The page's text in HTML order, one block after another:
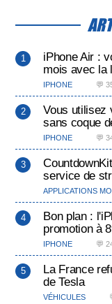
iPhone Air :
mois avec la
IPHONE 💬
Vous utilisez
sans coque
IPHONE 💬
service de
APPLICATIONS
Bon plan :
promotion à
IPHONE 💬
La France
de Tesla
VÉHICULES